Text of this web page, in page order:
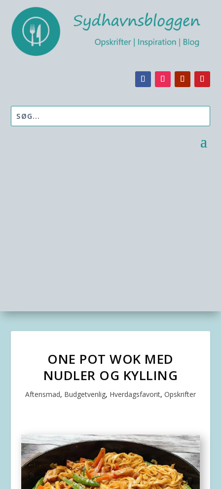
ONE POT WOK MED
NUDLER OG KYLLING
Aftensmad, Budgetvenlig, Hverdagsfavorit, Opskrifter